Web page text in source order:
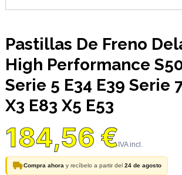
Pastillas De Freno
High Performance
Serie 5 E34 E39 Serie
X3 E83 X5 E53
184,56 €
Compra ahora y recíbelo a partir del 24 de agosto